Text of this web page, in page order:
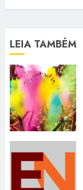
LEIA TAMBÉM